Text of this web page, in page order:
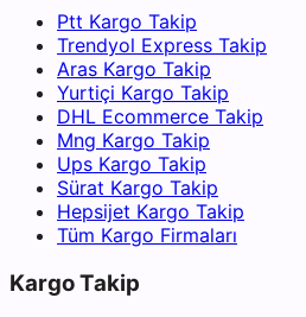
Ptt Kargo Takip
Trendyol Express Takip
Aras Kargo Takip
Yurtiçi Kargo Takip
DHL Ecommerce Takip
Mng Kargo Takip
Ups Kargo Takip
Sürat Kargo Takip
Hepsijet Kargo Takip
Tüm Kargo Firmaları
Kargo Takip